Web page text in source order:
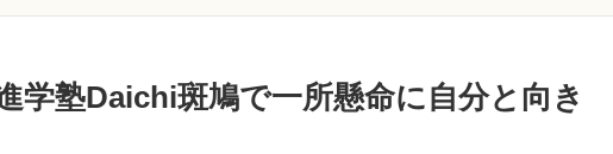
学塾Daichi斑鳩で一所懸命に自分と向き